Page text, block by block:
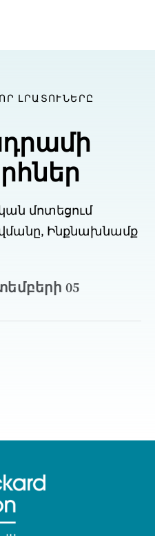
ԼՐԱՏՈՒՆԵՐԸ
մոտեցում
Ինքնախնամք
05